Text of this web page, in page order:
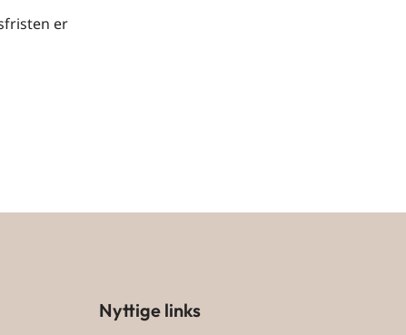
er
Nyttige links